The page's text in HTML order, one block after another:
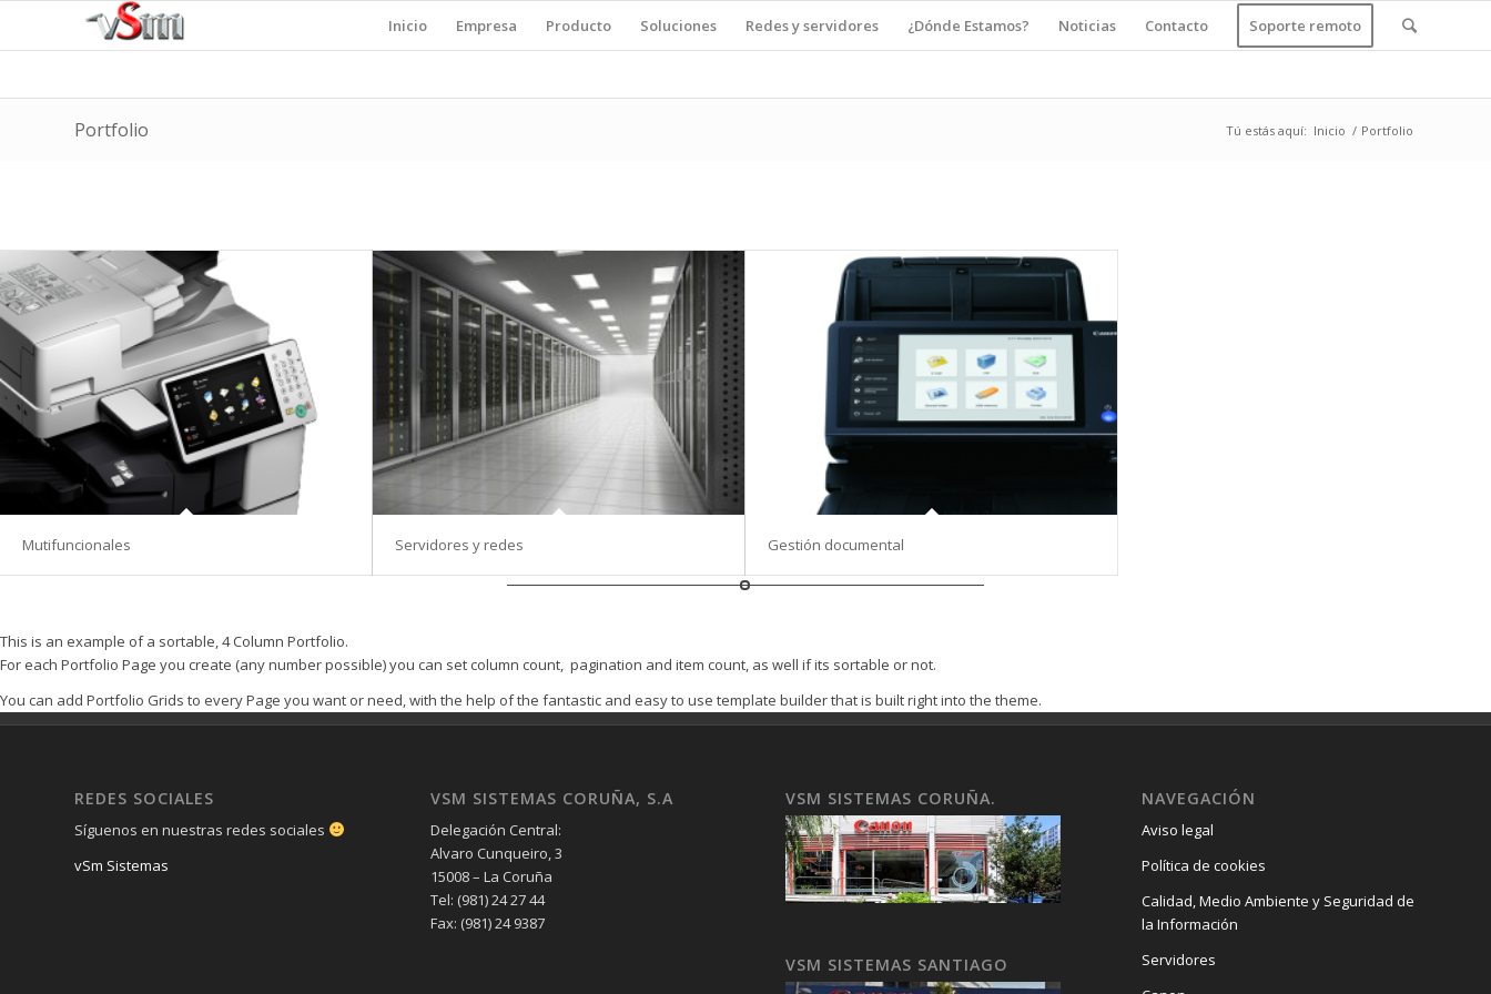
Inicio Empresa Producto Soluciones Redes y servidores ¿Dónde Estamos? Noticias Contacto Soporte remoto
Portfolio Tú estás aquí: Inicio / Portfolio
Mutifuncionales Servidores y redes Gestión documental
This is an example of a sortable, 4 Column Portfolio.
For each Portfolio Page you create (any number possible) you can set column count, pagination and item count, as well if its sortable or not.
You can add Portfolio Grids to every Page you want or need, with the help of the fantastic and easy to use template builder that is built right into the theme.
REDES SOCIALES
Síguenos en nuestras redes sociales
vSm Sistemas
VSM SISTEMAS CORUÑA, S.A
Delegación Central:
Alvaro Cunqueiro, 3
15008 – La Coruña
Tel: (981) 24 27 44
Fax: (981) 24 9387
VSM SISTEMAS CORUÑA.
VSM SISTEMAS SANTIAGO
NAVEGACIÓN
Aviso legal
Política de cookies
Calidad, Medio Ambiente y Seguridad de
la Información
Servidores